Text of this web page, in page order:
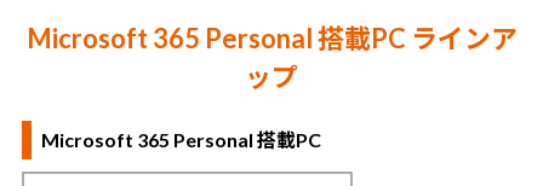
Microsoft 365 Personal 搭載PC ラインア
ップ
Microsoft 365 Personal 搭載PC